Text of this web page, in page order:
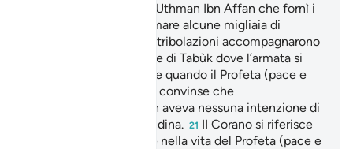
grazie al futuro califfo Uthman Ibn Affan che fornì i
mezzi finanziari per armare alcune migliaia di
combattenti), calura e tribolazioni accompagnarono
i credenti fino alla fonte di Tabùk dove l’armata si
attestò per poi ripiegare quando il Profeta (pace e
benedizioni su di lui) si convinse che
l’esercito imperiale non aveva nessuna intenzione di
attaccare l’Arabia e Medina. 21 II Corano si riferisce
ad un episodio cruciale nella vita del Profeta (pace e